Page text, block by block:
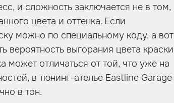
и сложность заключается не в том,
цвета и оттенка. Если
можно по специальному коду, а вот
вероятность выгорания цвета краски
может отличаться от той, что уже на
в тюнинг-ателье Eastline Garage
в тон.